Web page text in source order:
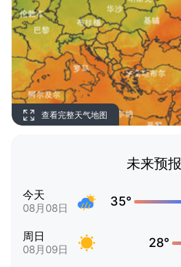
查看完整天气地图
未来预报
今天
08月08日 35°
周日
08月09日 28°